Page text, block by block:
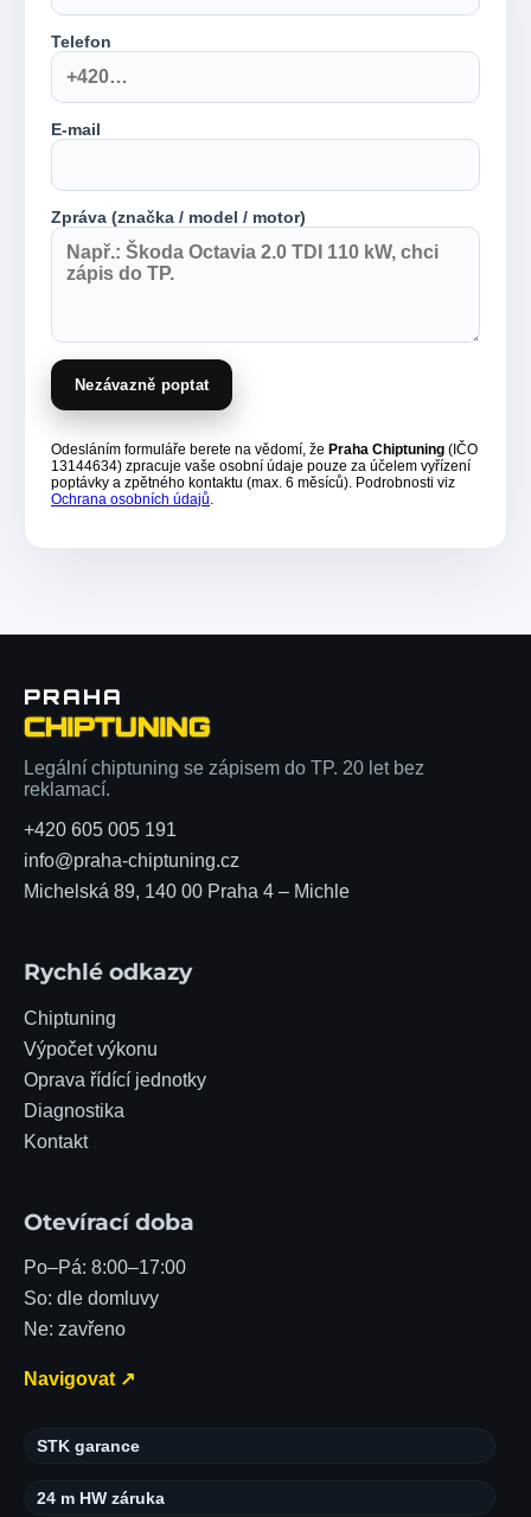
Telefon
E-mail
Zpráva (značka / model / motor)
Nezávazně poptat
Odesláním formuláře berete na vědomí, že Praha Chiptuning (IČO
13144634) zpracuje vaše osobní údaje pouze za účelem vyřízení
poptávky a zpětného kontaktu (max. 6 měsíců). Podrobnosti viz
Ochrana osobních údajů.
PRAHA
CHIPTUNING
Legální chiptuning se zápisem do TP. 20 let bez
reklamací.
+420 605 005 191
info@praha-chiptuning.cz
Michelská 89, 140 00 Praha 4 – Michle
Rychlé odkazy
Chiptuning
Výpočet výkonu
Oprava řídící jednotky
Diagnostika
Kontakt
Otevírací doba
Po–Pá: 8:00–17:00
So: dle domluvy
Ne: zavřeno
Navigovat ↗
STK garance
24 m HW záruka